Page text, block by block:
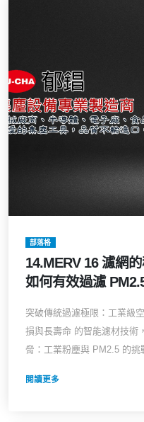
部落格
14.MERV 16 濾網
如何有效過濾
突破傳統過濾極限：工業級
損與長壽命 的智能濾材技術
脅：工業粉塵與 PM2.5 的挑
閱讀更多